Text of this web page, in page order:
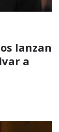
lanzan
a